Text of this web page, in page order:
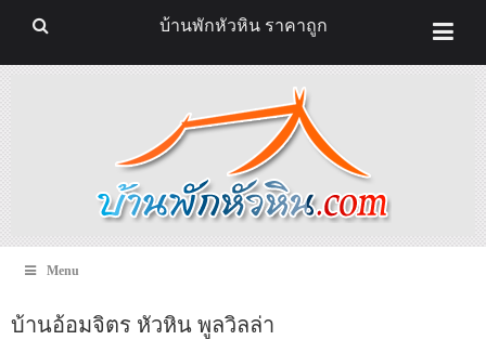
Menu
บ้านอ้อมจิตร หัวหิน พูลวิลล่า
บ้านพักหัวหิน ราคาถูก